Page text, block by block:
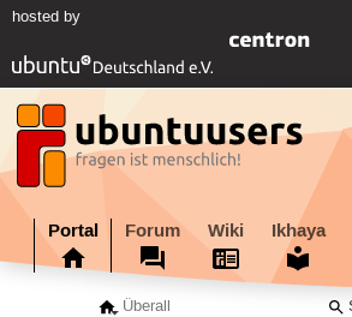
hosted by
Portal Forum Wiki Ikhaya